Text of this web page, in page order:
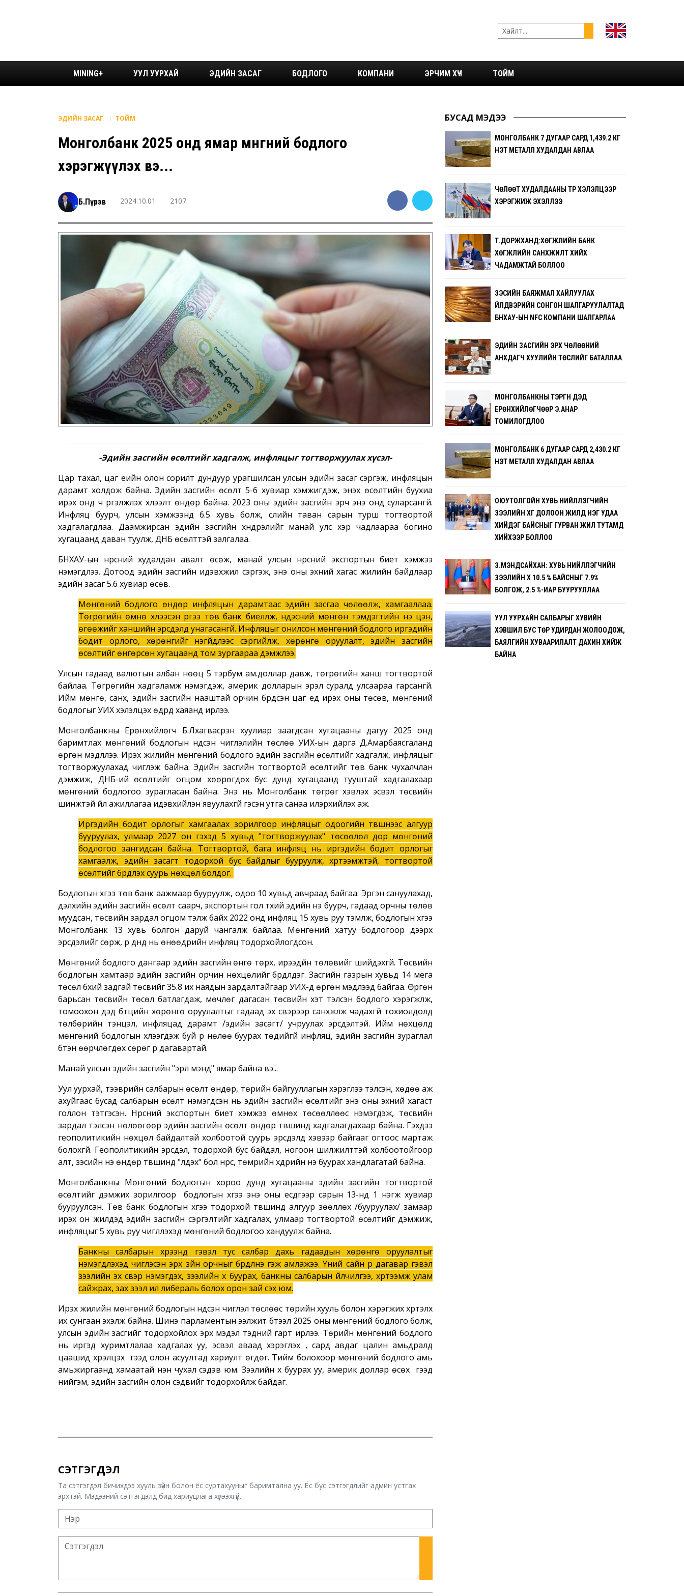
MINING+ УУЛ УУРХАЙ ЭДИЙН ЗАСАГ БОДЛОГО КОМПАНИ ЭРЧИМ ХҮЧ ТОЙМ
ЭДИЙН ЗАСАГ ТОЙМ
Монголбанк 2025 онд ямар мөнгөний бодлого
хэрэгжүүлэх вэ...
Б.Пүрэв 2024.10.01 2107
-Эдийн засгийн өсөлтийг хадгалж, инфляцыг тогтворжуулах хүсэл-
Цар тахал, цаг үеийн олон сорилт дундуур урагшилсан улсын эдийн засаг сэргэж, инфляцын
дарамт холдож байна. Эдийн засгийн өсөлт 5-6 хувиар хэмжигдэж, энэхүү өсөлтийн буухиа
ирэх онд ч үргэлжлэх хүлээлт өндөр байна. 2023 оны эдийн засгийн эрч энэ онд суларсангүй.
Инфляц буурч, улсын хэмжээнд 6.5 хувь болж, сүүлийн таван сарын турш тогтвортой
хадгалагдлаа. Даамжирсан эдийн засгийн хүндрэлийг манай улс хэр чадлаараа богино
хугацаанд даван туулж, ДНБ өсөлттэй залгалаа.
БНХАУ-ын нүүрсний худалдан авалт өсөж, манай улсын нүүрсний экспортын биет хэмжээ
нэмэгдлээ. Дотоод эдийн засгийн идэвхжил сэргэж, энэ оны эхний хагас жилийн байдлаар
эдийн засаг 5.6 хувиар өсөв.
Мөнгөний бодлого өндөр инфляцын дарамтаас эдийн засгаа чөлөөлж, хамгааллаа.
Төгрөгийн өмнө хүлээсэн үүргээ төв банк биелүүлж, үндэсний мөнгөн тэмдэгтийн үнэ цэн,
өгөөжийг ханшийн эрсдэлд унагасангүй. Инфляцыг онилсон мөнгөний бодлого иргэдийн
бодит орлого, хөрөнгийг үнэгүйдлээс сэргийлж, хөрөнгө оруулалт, эдийн засгийн
өсөлтийг өнгөрсөн хугацаанд том зургаараа дэмжлээ.
Улсын гадаад валютын албан нөөц 5 тэрбум ам.доллар давж, төгрөгийн ханш тогтвортой
байлаа. Төгрөгийн хадгаламж нэмэгдэж, америк долларын эрэл суралд улсаараа гарсангүй.
Ийм мөнгө, санхүү, эдийн засгийн нааштай орчин бүрдсэн цаг үед ирэх оны төсөв, мөнгөний
бодлогыг УИХ хэлэлцэх өдрүүд хаяанд ирлээ.
Монголбанкны Ерөнхийлөгч Б.Лхагвасүрэн хуулиар заагдсан хугацааны дагуу 2025 онд
баримтлах мөнгөний бодлогын үндсэн чиглэлийн төслөө УИХ-ын дарга Д.Амарбаясгаланд
өргөн мэдүүллээ. Ирэх жилийн мөнгөний бодлого эдийн засгийн өсөлтийг хадгалж, инфляцыг
тогтворжуулахад чиглэж байна. Эдийн засгийн тогтвортой өсөлтийг төв банк чухалчлан
дэмжиж, ДНБ-ий өсөлтийг огцом хөөрөгдөх бус дунд хугацаанд тууштай хадгалахаар
мөнгөний бодлогоо зурагласан байна. Энэ нь Монголбанк төгрөг хэвлэх эсвэл төсвийн
шинжтэй үйл ажиллагаа идэвхийлэн явуулахгүй гэсэн утга санаа илэрхийлэх аж.
Иргэдийн бодит орлогыг хамгаалах зорилгоор инфляцыг одоогийн түвшнээс алгуур
бууруулах, улмаар 2027 он гэхэд 5 хувьд "тогтворжуулах" төсөөлөл дор мөнгөний
бодлогоо зангидсан байна. Тогтвортой, бага инфляц нь иргэдийн бодит орлогыг
хамгаалж, эдийн засагт тодорхой бус байдлыг бууруулж, хүртээмжтэй, тогтвортой
өсөлтийг бүрдүүлэх суурь нөхцөл болдог.
Бодлогын хүүгээ төв банк аажмаар бууруулж, одоо 10 хувьд авчраад байгаа. Эргэн сануулахад,
дэлхийн эдийн засгийн өсөлт саарч, экспортын гол түүхий эдийн үнэ буурч, гадаад орчны төлөв
муудсан, төсвийн зардал огцом тэлж байх 2022 онд инфляц 15 хувь руу тэмүүлж, бодлогын хүүгээ
Монголбанк 13 хувь болгон даруй чангалж байлаа. Мөнгөний хатуу бодлогоор дээрх
эрсдэлийг сөрж, үр дүнд нь өнөөдрийн инфляц тодорхойлогдсон.
Мөнгөний бодлого дангаар эдийн засгийн өнгө төрх, ирээдүйн төлөвийг шийдэхгүй. Төсвийн
бодлогын хамтаар эдийн засгийн орчин нөхцөлийг бүрдүүлдэг. Засгийн газрын хувьд 14 мега
төсөл бүхий задгай төсвийг 35.8 их наядын зардалтайгаар УИХ-д өргөн мэдүүлээд байгаа. Өргөн
барьсан төсвийн төсөл батлагдаж, мөчлөг дагасан төсвийн хэт тэлсэн бодлого хэрэгжүүлж,
томоохон дэд бүтцийн хөрөнгө оруулалтыг гадаад эх үүсвэрээр санхүүжүүлж чадахгүй тохиолдолд
төлбөрийн тэнцэл, инфляцад дарамт /эдийн засагт/ учруулах эрсдэлтэй. Ийм нөхцөлд
мөнгөний бодлогын хүлээгдэж буй үр нөлөө буурах төдийгүй инфляц, эдийн засгийн зураглал
бүтэн өөрчлөгдөх сөрөг үр дагавартай.
Манай улсын эдийн засгийн "эрүүл мэнд" ямар байна вэ...
Уул уурхай, тээврийн салбарын өсөлт өндөр, төрийн байгууллагын хэрэглээ тэлсэн, хөдөө аж
ахуйгаас бусад салбарын өсөлт нэмэгдсэн нь эдийн засгийн өсөлтийг энэ оны эхний хагаст
голлон тэтгэсэн. Нүүрсний экспортын биет хэмжээ өмнөх төсөөллөөс нэмэгдэж, төсвийн
зардал тэлсэн нөлөөгөөр эдийн засгийн өсөлт өндөр түвшинд хадгалагдахаар байна. Гэхдээ
геополитикийн нөхцөл байдалтай холбоотой суурь эрсдэлүүд хэвээр байгааг огтоос мартаж
болохгүй. Геополитикийн эрсдэл, тодорхой бус байдал, ногоон шилжилттэй холбоотойгоор
алт, зэсийн үнэ өндөр түвшинд "үлдэх" бол нүүрс, төмрийн хүдрийн үнэ буурах хандлагатай байна.
Монголбанкны Мөнгөний бодлогын хороо дунд хугацааны эдийн засгийн тогтвортой
өсөлтийг дэмжих зорилгоор бодлогын хүүгээ энэ оны есдүгээр сарын 13-нд 1 нэгж хувиар
бууруулсан. Төв банк бодлогын хүүгээ тодорхой түвшинд алгуур зөөллөх /бууруулах/ замаар
ирэх он жилүүдэд эдийн засгийн сэргэлтийг хадгалах, улмаар тогтвортой өсөлтийг дэмжиж,
инфляцыг 5 хувь руу чиглүүлэхэд мөнгөний бодлогоо хандуулж байна.
Банкны салбарын хүрээнд гэвэл тус салбар дахь гадаадын хөрөнгө оруулалтыг
нэмэгдүүлэхэд чиглэсэн эрх зүйн орчныг бүрдүүлнэ гэж амлажээ. Үүний сайн үр дагавар гэвэл
зээлийн эх үүсвэр нэмэгдэх, зээлийн хүү буурах, банкны салбарын үйлчилгээ, хүртээмж улам
сайжрах, зах зээл илүү либераль болох орон зай үүсэх юм.
Ирэх жилийн мөнгөний бодлогын үндсэн чиглэл төслөөс төрийн хууль болон хэрэгжих хүртэлх
их сунгаан эхэлж байна. Шинэ парламентын ээлжит бүтээл 2025 оны мөнгөний бодлого болж,
улсын эдийн засгийг тодорхойлох эрх мэдэл тэдний гарт ирлээ. Төрийн мөнгөний бодлого
нь иргэд хуримтлалаа хадгалах уу, эсвэл аваад хэрэглэх үү, сард авдаг цалин амьдралд
цаашид хүрэлцэх үү гээд олон асуултад хариулт өгдөг. Тийм болохоор мөнгөний бодлого амь
амьжиргаанд хамаатай нэн чухал сэдэв юм. Зээлийн хүү буурах уу, америк доллар өсөх үү гээд
нийгэм, эдийн засгийн олон сэдвийг тодорхойлж байдаг.
СЭТГЭГДЭЛ
Та сэтгэгдэл бичихдээ хууль зүйн болон ёс суртахууныг баримтална уу. Ёс бус сэтгэгдлийг админ устгах
эрхтэй. Мэдээний сэтгэгдэлд бид хариуцлага хүлээхгүй.
БУСАД МЭДЭЭ
МОНГОЛБАНК 7 ДУГААР САРД 1,439.2 КГ
ҮНЭТ МЕТАЛЛ ХУДАЛДАН АВЛАА
ЧӨЛӨӨТ ХУДАЛДААНЫ ТҮР ХЭЛЭЛЦЭЭР
ХЭРЭГЖИЖ ЭХЭЛЛЭЭ
Т.ДОРЖХАНД:ХӨГЖЛИЙН БАНК
ХӨГЖЛИЙН САНХҮҮЖИЛТ ХИЙХ
ЧАДАМЖТАЙ БОЛЛОО
ЗЭСИЙН БАЯЖМАЛ ХАЙЛУУЛАХ
ҮЙЛДВЭРИЙН СОНГОН ШАЛГАРУУЛАЛТАД
БНХАУ-ЫН NFC КОМПАНИ ШАЛГАРЛАА
ЭДИЙН ЗАСГИЙН ЭРХ ЧӨЛӨӨНИЙ
АНХДАГЧ ХУУЛИЙН ТӨСЛИЙГ БАТАЛЛАА
МОНГОЛБАНКНЫ ТЭРГҮҮН ДЭД
ЕРӨНХИЙЛӨГЧӨӨР Э.АНАР
ТОМИЛОГДЛОО
МОНГОЛБАНК 6 ДУГААР САРД 2,430.2 КГ
ҮНЭТ МЕТАЛЛ ХУДАЛДАН АВЛАА
ОЮУТОЛГОЙН ХУВЬ НИЙЛҮҮЛЭГЧИЙН
ЗЭЭЛИЙН ХҮҮГ ДОЛООН ЖИЛД НЭГ УДАА
ХИЙДЭГ БАЙСНЫГ ГУРВАН ЖИЛ ТУТАМД
ХИЙХЭЭР БОЛЛОО
З.МЭНДСАЙХАН: ХУВЬ НИЙЛҮҮЛЭГЧИЙН
ЗЭЭЛИЙН ХҮҮ 10.5 % БАЙСНЫГ 7.9%
БОЛГОЖ, 2.5 %-ИАР БУУРУУЛЛАА
УУЛ УУРХАЙН САЛБАРЫГ ХУВИЙН
ХЭВШИЛ БУС ТӨР УДИРДАН ЖОЛООДОЖ,
БАЯЛГИЙН ХУВААРИЛАЛТ ДАХИН ХИЙЖ
БАЙНА